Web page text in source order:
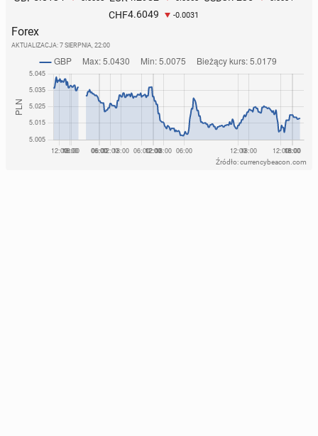
CHF4.6049 -0.0031
Forex
AKTUALIZACJA: 7 SIERPNIA, 22:00
Źródło: currencybeacon.com